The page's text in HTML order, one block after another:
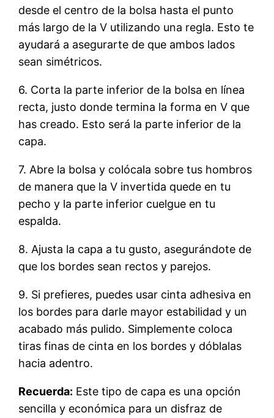
desde el centro de la bolsa hasta el punto
más largo de la V utilizando una regla. Esto te
ayudará a asegurarte de que ambos lados
sean simétricos.
6. Corta la parte inferior de la bolsa en línea
recta, justo donde termina la forma en V que
has creado. Esto será la parte inferior de la
capa.
7. Abre la bolsa y colócala sobre tus hombros
de manera que la V invertida quede en tu
pecho y la parte inferior cuelgue en tu
espalda.
8. Ajusta la capa a tu gusto, asegurándote de
que los bordes sean rectos y parejos.
9. Si prefieres, puedes usar cinta adhesiva en
los bordes para darle mayor estabilidad y un
acabado más pulido. Simplemente coloca
tiras finas de cinta en los bordes y dóblalas
hacia adentro.
Recuerda: Este tipo de capa es una opción
sencilla y económica para un disfraz de